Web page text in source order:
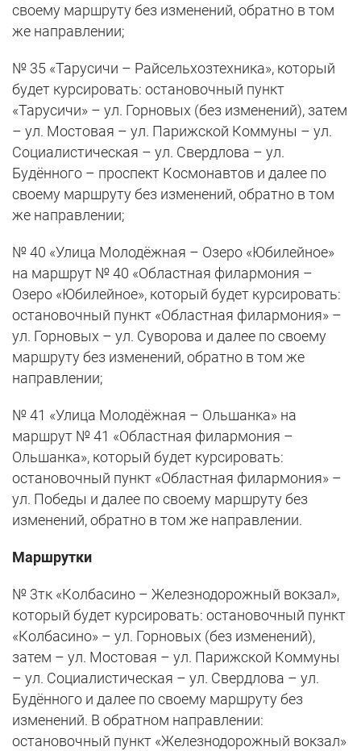
своему маршруту без изменений, обратно в том
же направлении;
№ 35 «Тарусичи – Райсельхозтехника», который
будет курсировать: остановочный пункт
«Тарусичи» – ул. Горновых (без изменений), затем
– ул. Мостовая – ул. Парижской Коммуны – ул.
Социалистическая – ул. Свердлова – ул.
Будённого – проспект Космонавтов и далее по
своему маршруту без изменений, обратно в том
же направлении;
№ 40 «Улица Молодёжная – Озеро «Юбилейное»
на маршрут № 40 «Областная филармония –
Озеро «Юбилейное», который будет курсировать:
остановочный пункт «Областная филармония» –
ул. Горновых – ул. Суворова и далее по своему
маршруту без изменений, обратно в том же
направлении;
№ 41 «Улица Молодёжная – Ольшанка» на
маршрут № 41 «Областная филармония –
Ольшанка», который будет курсировать:
остановочный пункт «Областная филармония» –
ул. Победы и далее по своему маршруту без
изменений, обратно в том же направлении.
Маршрутки
№ 3тк «Колбасино – Железнодорожный вокзал»,
который будет курсировать: остановочный пункт
«Колбасино» – ул. Горновых (без изменений),
затем – ул. Мостовая – ул. Парижской Коммуны
– ул. Социалистическая – ул. Свердлова – ул.
Будённого и далее по своему маршруту без
изменений. В обратном направлении:
остановочный пункт «Железнодорожный вокзал»